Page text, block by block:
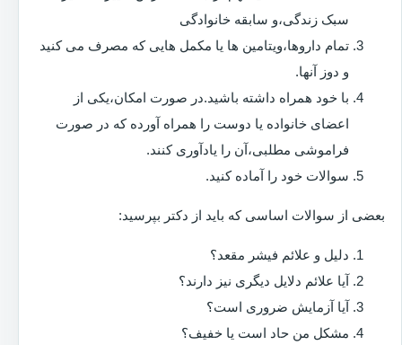
سبک زندگی،و سابقه خانوادگی
تمام داروها،ویتامین ها یا مکمل هایی که مصرف می کنید
و دوز آنها.
با خود همراه داشته باشید.در صورت امکان،یکی از
اعضای خانواده یا دوست را همراه آورده که در صورت
فراموشی مطلبی،آن را یادآوری کنند.
سوالات خود را آماده کنید.
بعضی از سوالات اساسی که باید از دکتر بپرسید:
دلیل و علائم فیشر مقعد؟
آیا علائم دلایل دیگری نیز دارند؟
آیا آزمایش ضروری است؟
مشکل من حاد است یا خفیف؟